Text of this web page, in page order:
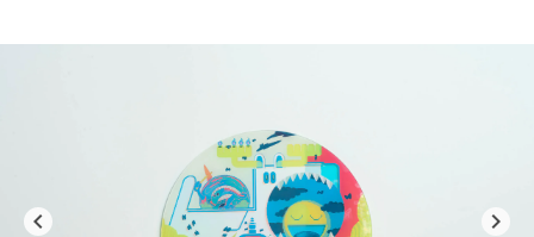
navigate_before navigate_next